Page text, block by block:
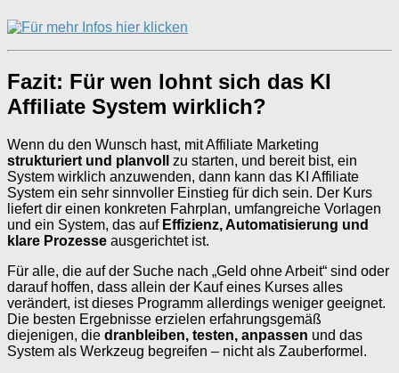
Fazit: Für wen lohnt sich das KI
Affiliate System wirklich?
Wenn du den Wunsch hast, mit Affiliate Marketing
strukturiert und planvoll
zu starten, und bereit bist, ein
System wirklich anzuwenden, dann kann das KI Affiliate
System ein sehr sinnvoller Einstieg für dich sein. Der Kurs
liefert dir einen konkreten Fahrplan, umfangreiche Vorlagen
und ein System, das auf Effizienz, Automatisierung und
klare Prozesse ausgerichtet ist.
Für alle, die auf der Suche nach „Geld ohne Arbeit“ sind oder
darauf hoffen, dass allein der Kauf eines Kurses alles
verändert, ist dieses Programm allerdings weniger geeignet.
Die besten Ergebnisse erzielen erfahrungsgemäß
diejenigen, die dranbleiben, testen, anpassen und das
System als Werkzeug begreifen – nicht als Zauberformel.